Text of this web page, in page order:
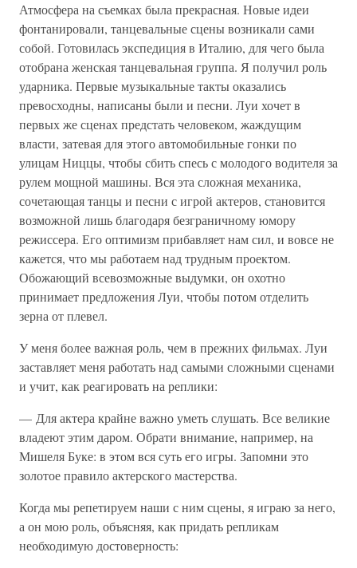
Атмосфера на съемках была прекрасная. Новые идеи
фонтанировали, танцевальные сцены возникали сами
собой. Готовилась экспедиция в Италию, для чего была
отобрана женская танцевальная группа. Я получил роль
ударника. Первые музыкальные такты оказались
превосходны, написаны были и песни. Луи хочет в
первых же сценах предстать человеком, жаждущим
власти, затевая для этого автомобильные гонки по
улицам Ниццы, чтобы сбить спесь с молодого водителя за
рулем мощной машины. Вся эта сложная механика,
сочетающая танцы и песни с игрой актеров, становится
возможной лишь благодаря безграничному юмору
режиссера. Его оптимизм прибавляет нам сил, и вовсе не
кажется, что мы работаем над трудным проектом.
Обожающий всевозможные выдумки, он охотно
принимает предложения Луи, чтобы потом отделить
зерна от плевел.
У меня более важная роль, чем в прежних фильмах. Луи
заставляет меня работать над самыми сложными сценами
и учит, как реагировать на реплики:
— Для актера крайне важно уметь слушать. Все великие
владеют этим даром. Обрати внимание, например, на
Мишеля Буке: в этом вся суть его игры. Запомни это
золотое правило актерского мастерства.
Когда мы репетируем наши с ним сцены, я играю за него,
а он мою роль, объясняя, как придать репликам
необходимую достоверность: